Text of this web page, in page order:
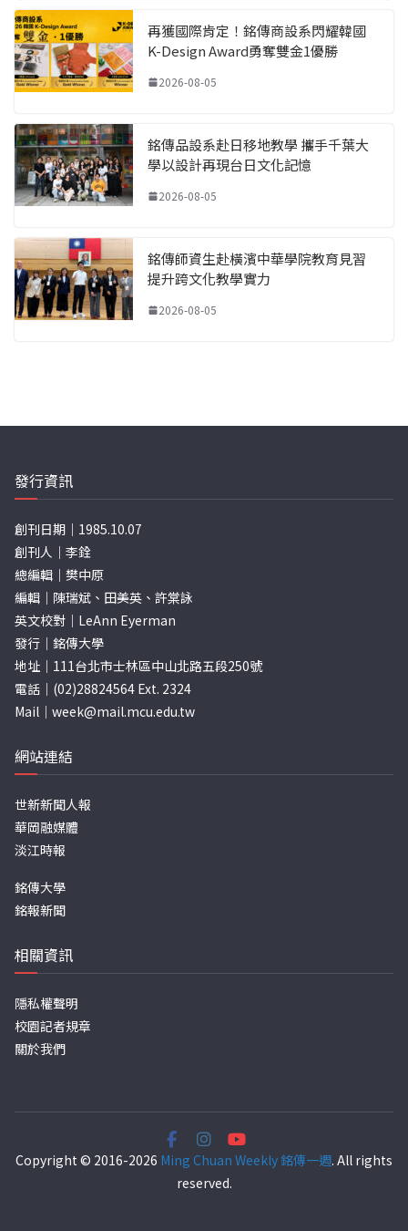
再獲國際肯定！銘傳商設系閃耀韓國
K-Design Award勇奪雙金1優勝
2026-08-05
銘傳品設系赴日移地教學 攜手千葉大
學以設計再現台日文化記憶
2026-08-05
銘傳師資生赴橫濱中華學院教育見習
提升跨文化教學實力
2026-08-05
發行資訊
創刊日期｜1985.10.07
創刊人｜李銓
總編輯｜樊中原
編輯｜陳瑞斌、田美英、許棠詠
英文校對｜LeAnn Eyerman
發行｜銘傳大學
地址｜111台北市士林區中山北路五段250號
電話｜(02)28824564 Ext. 2324
Mail｜ week@mail.mcu.edu.tw
網站連結
世新新聞人報
華岡融媒體
淡江時報
銘傳大學
銘報新聞
相關資訊
隱私權聲明
校園記者規章
關於我們
Copyright © 2016-2026 Ming Chuan Weekly 銘傳一週. All rights
reserved.